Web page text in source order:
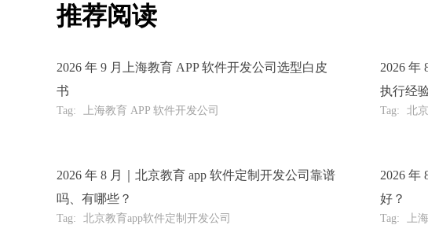
推荐阅读
2026 年 9 月上海教育 APP 软件开发公司选型白皮
书
Tag: 上海教育 APP 软件开发公司
2026 年
执行经
Tag: 北
2026 年 8 月｜北京教育 app 软件定制开发公司靠谱
吗、有哪些？
Tag: 北京教育app软件定制开发公司
2026 年
好？
Tag: 上